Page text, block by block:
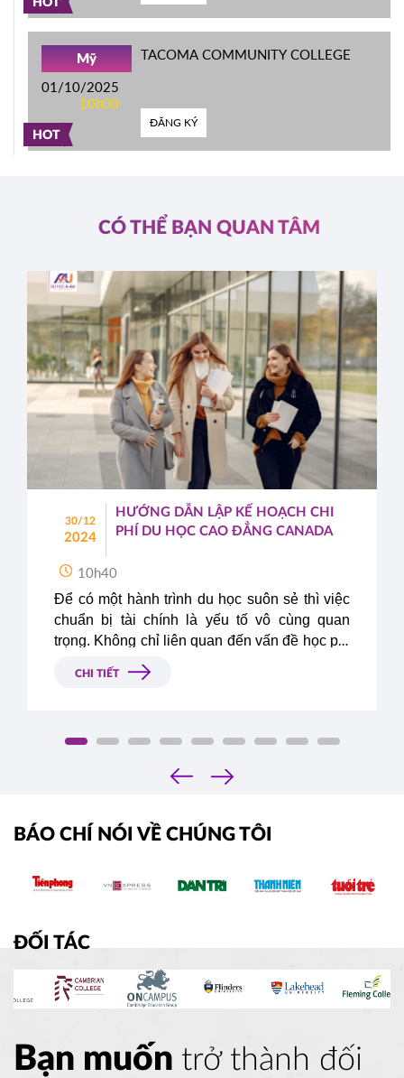
HOT
HOT
Mỹ
01/10/2025
10h00
TACOMA COMMUNITY COLLEGE
ĐĂNG KÝ
CÓ THỂ BẠN QUAN TÂM
30/12
2024
HƯỚNG DẪN LẬP KẾ HOẠCH CHI
PHÍ DU HỌC CAO ĐẲNG CANADA
10h40
Để có một hành trình du học suôn sẻ thì việc
chuẩn bị tài chính là yếu tố vô cùng quan
trọng. Không chỉ liên quan đến vấn đề học phí
mà sinh hoạt phí tại nước bạn cũng là một
phần trong bảng dự trù chi phí du học mà các
đó, hãy cùng Du Học Á – Âu lên kế hoạch chi
phí du học cao đẳng Canada - lựa chọn du
học đang được các em học sinh Việt Nam
CHI TIẾT
‹
›
BÁO CHÍ NÓI VỀ CHÚNG TÔI
ĐỐI TÁC
Bạn muốn trở thành đối